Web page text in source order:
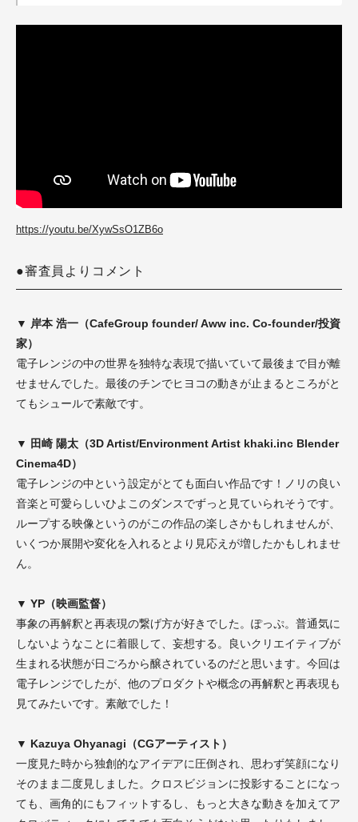
https://youtu.be/XywSsO1ZB6o
●審査員よりコメント
▼ 岸本 浩一（CafeGroup founder/ Aww inc. Co-founder/投資
家）
電子レンジの中の世界を独特な表現で描いていて最後まで目が離
せませんでした。最後のチンでヒヨコの動きが止まるところがと
てもシュールで素敵です。
▼ 田崎 陽太（3D Artist/Environment Artist khaki.inc Blender
Cinema4D）
電子レンジの中という設定がとても面白い作品です！ノリの良い
音楽と可愛らしいひよこのダンスでずっと見ていられそうです。
ループする映像というのがこの作品の楽しさかもしれませんが、
いくつか展開や変化を入れるとより見応えが増したかもしれませ
ん。
▼ YP（映画監督）
事象の再解釈と再表現の繋げ方が好きでした。ぽっぷ。普通気に
しないようなことに着眼して、妄想する。良いクリエイティブが
生まれる状態が日ごろから醸されているのだと思います。今回は
電子レンジでしたが、他のプロダクトや概念の再解釈と再表現も
見てみたいです。素敵でした！
▼ Kazuya Ohyanagi（CGアーティスト）
一度見た時から独創的なアイデアに圧倒され、思わず笑顔になり
そのまま二度見しました。クロスビジョンに投影することになっ
ても、画角的にもフィットするし、もっと大きな動きを加えてア